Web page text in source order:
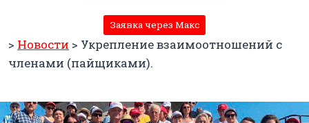
Заявка через Макс
> Новости > Укрепление взаимоотношений с
членами (пайщиками).